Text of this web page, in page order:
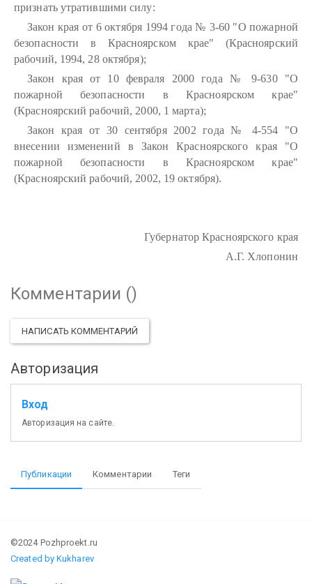
признать утратившими силу:
Закон края от 6 октября 1994 года № 3-60 "О пожарной
безопасности в Красноярском крае" (Красноярский
рабочий, 1994, 28 октября);
Закон края от 10 февраля 2000 года № 9-630 "О
пожарной безопасности в Красноярском крае"
(Красноярский рабочий, 2000, 1 марта);
Закон края от 30 сентября 2002 года № 4-554 "О
внесении изменений в Закон Красноярского края "О
пожарной безопасности в Красноярском крае"
(Красноярский рабочий, 2002, 19 октября).
Губернатор Красноярского края
А.Г. Хлопонин
Комментарии ()
НАПИСАТЬ КОММЕНТАРИЙ
Авторизация
Вход
Авторизация на сайте.
Публикации Комментарии Теги
©2024 Pozhproekt.ru
Created by Kukharev